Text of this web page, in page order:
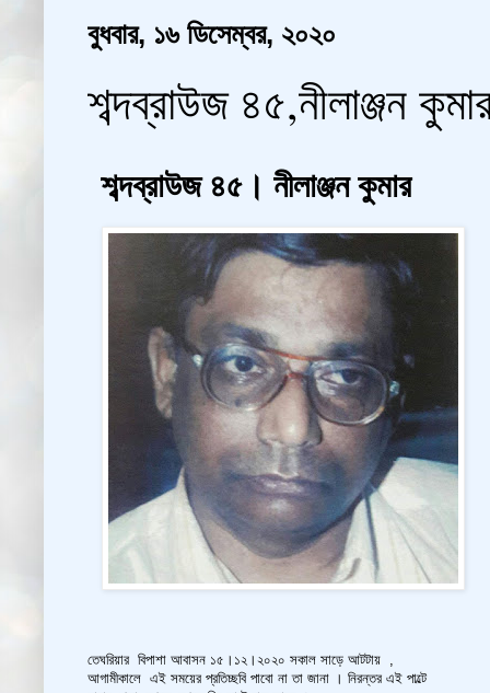
বুধবার, ১৬ ডিসেম্বর, ২০২০
শব্দব্রাউজ ৪৫,নীলাঞ্জন
শব্দব্রাউজ ৪৫। নীলাঞ্জন কুমার
তেঘরিয়ার বিপাশা আবাসন ১৫।১২।২০২০ সকাল সাড়ে আটটায় ,
আগামীকালে এই সময়ের প্রতিচ্ছবি পাবো না তা জানা । নিরন্তর এই পাল্টে